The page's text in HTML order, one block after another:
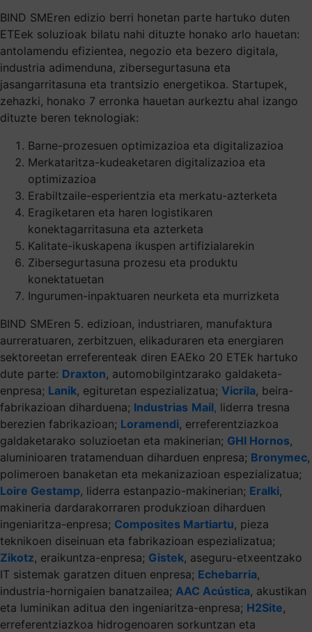
BIND SMEren edizio berri honetan parte hartuko duten
ETEek soluzioak bilatu nahi dituzte honako arlo hauetan:
antolamendu efizientea, negozio eta bezero digitala,
industria adimenduna, zibersegurtasuna eta
jasangarritasuna eta trantsizio energetikoa. Startupek,
zehazki, honako 7 erronka hauetan aurkeztu ahal izango
dituzte beren teknologiak:
Barne-prozesuen optimizazioa eta digitalizazioa
Merkataritza-kudeaketaren digitalizazioa eta
optimizazioa
Erabiltzaile-esperientzia eta merkatu-azterketa
Eragiketaren eta haren logistikaren
konektagarritasuna eta azterketa
Kalitate-ikuskapena ikuspen artifizialarekin
Zibersegurtasuna prozesu eta produktu
konektatuetan
Ingurumen-inpaktuaren neurketa eta murrizketa
BIND SMEren 5. edizioan, industriaren, manufaktura
aurreratuaren, zerbitzuen, elikaduraren eta energiaren
sektoreetan erreferenteak diren EAEko 20 ETEk hartuko
dute parte: Draxton, automobilgintzarako galdaketa-
enpresa; Lanik, egituretan espezializatua; Vicrila, beira-
fabrikazioan diharduena; Industrias Mail, liderra tresna
berezien fabrikazioan; Loramendi, erreferentziazkoa
galdaketarako soluzioetan eta makinerian; GHI Hornos,
aluminioaren tratamenduan diharduen enpresa; Bronymec,
polimeroen banaketan eta mekanizazioan espezializatua;
Loire Gestamp, liderra estanpazio-makinerian; Eralki,
makineria dardarakorraren produkzioan diharduen
ingeniaritza-enpresa; Composites Martiartu, pieza
teknikoen diseinuan eta fabrikazioan espezializatua;
Zikotz, eraikuntza-enpresa; Gistek, aseguru-etxeentzako
IT sistemak garatzen dituen enpresa; Echebarria,
industria-hornigaien banatzailea; AAC Acústica, akustikan
eta luminikan aditua den ingeniaritza-enpresa; H2Site,
erreferentziazkoa hidrogenoaren sorkuntzan eta